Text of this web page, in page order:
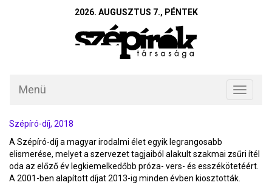
2026. AUGUSZTUS 7., PÉNTEK
Toggle
Menü
Szépíró-díj, 2018
A Szépíró-díj a magyar irodalmi élet egyik legrangosabb
elismerése, melyet a szervezet tagjaiból alakult szakmai zsűri ítél
oda az előző év legkiemelkedőbb próza- vers- és esszékötetéért.
A 2001-ben alapított díjat 2013-ig minden évben kiosztották.